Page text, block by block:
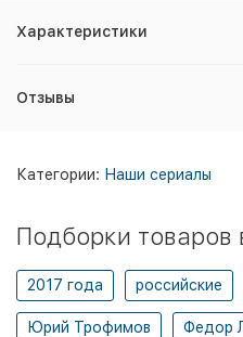
Характеристики
Отзывы
Категории: Наши сериалы
Подборки товаров
2017 года российские
Юрий Трофимов Федор